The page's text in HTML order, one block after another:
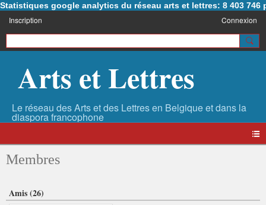
Statistiques google analytics du réseau arts et lettres: 8 403 746
Inscription Connexion
Arts et Lettres
Membres
Amis (26)